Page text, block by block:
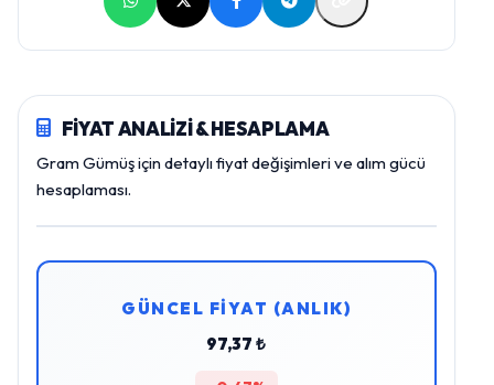
FİYAT ANALİZİ & HESAPLAMA
Gram Gümüş için detaylı fiyat değişimleri ve alım gücü
hesaplaması.
GÜNCEL FİYAT (ANLIK)
97,37 ₺